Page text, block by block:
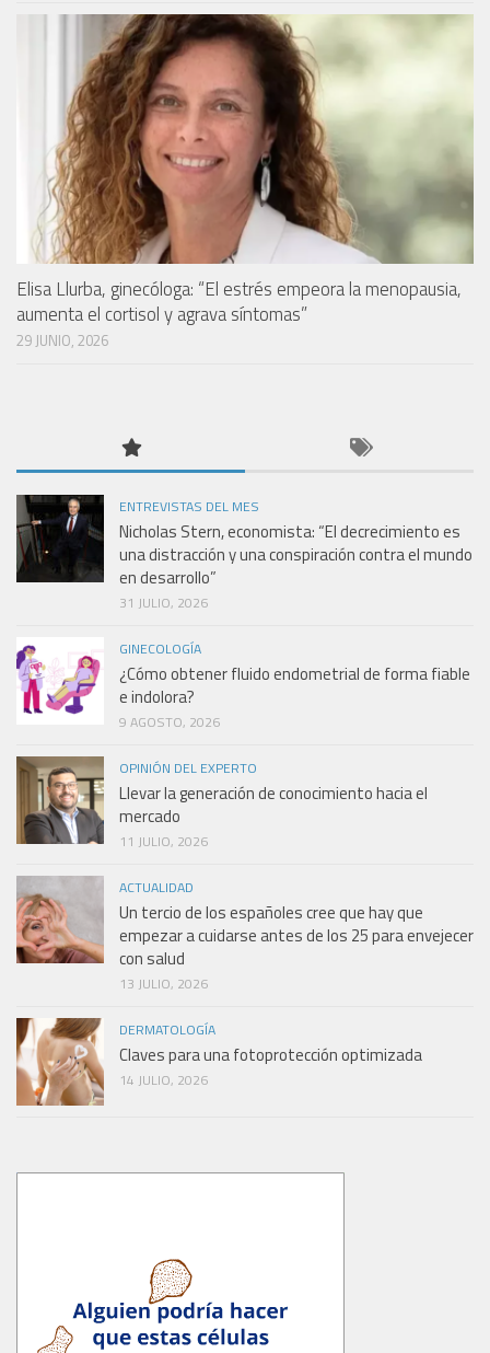
Elisa Llurba, ginecóloga: “El estrés empeora la menopausia,
aumenta el cortisol y agrava síntomas”
29 JUNIO, 2026
ENTREVISTAS DEL MES
Nicholas Stern, economista: “El decrecimiento es
una distracción y una conspiración contra el mundo
en desarrollo”
31 JULIO, 2026
GINECOLOGÍA
¿Cómo obtener fluido endometrial de forma fiable
e indolora?
9 AGOSTO, 2026
OPINIÓN DEL EXPERTO
Llevar la generación de conocimiento hacia el
mercado
11 JULIO, 2026
ACTUALIDAD
Un tercio de los españoles cree que hay que
empezar a cuidarse antes de los 25 para envejecer
con salud
13 JULIO, 2026
DERMATOLOGÍA
Claves para una fotoprotección optimizada
14 JULIO, 2026